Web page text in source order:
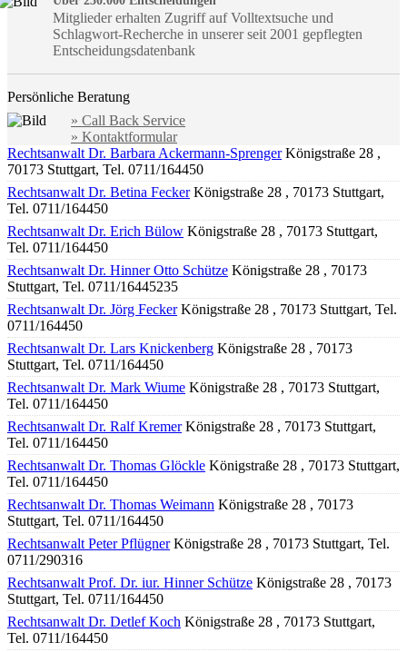
Mitglieder erhalten Zugriff auf Volltextsuche und
Schlagwort-Recherche in unserer seit 2001 gepflegten
Entscheidungsdatenbank
Persönliche Beratung
» Call Back Service
» Kontaktformular
Rechtsanwalt Dr. Barbara Ackermann-SprengerKönigstraße 28 ,
70173 Stuttgart, Tel. 0711/164450
Rechtsanwalt Dr. Betina FeckerKönigstraße 28 , 70173 Stuttgart,
Tel. 0711/164450
Rechtsanwalt Dr. Erich Bülow Königstraße 28 , 70173 Stuttgart,
Tel. 0711/164450
Rechtsanwalt Dr. Hinner Otto Schütze Königstraße 28 , 70173
Stuttgart, Tel. 0711/16445235
Rechtsanwalt Dr. Jörg FeckerKönigstraße 28 , 70173 Stuttgart, Tel.
0711/164450
Rechtsanwalt Dr. Lars Knickenberg Königstraße 28 , 70173
Stuttgart, Tel. 0711/164450
Rechtsanwalt Dr. Mark Wiume Königstraße 28 , 70173 Stuttgart,
Tel. 0711/164450
Rechtsanwalt Dr. Ralf KremerKönigstraße 28 , 70173 Stuttgart,
Tel. 0711/164450
Rechtsanwalt Dr. Thomas Glöckle Königstraße 28 , 70173 Stuttgart,
Tel. 0711/164450
Rechtsanwalt Dr. Thomas Weimann Königstraße 28 , 70173
Stuttgart, Tel. 0711/164450
Rechtsanwalt Peter PflügnerKönigstraße 28 , 70173 Stuttgart, Tel.
0711/290316
Rechtsanwalt Prof. Dr. iur. Hinner Schütze Königstraße 28 , 70173
Stuttgart, Tel. 0711/164450
Rechtsanwalt Dr. Detlef Koch Königstraße 28 , 70173 Stuttgart,
Tel. 0711/164450